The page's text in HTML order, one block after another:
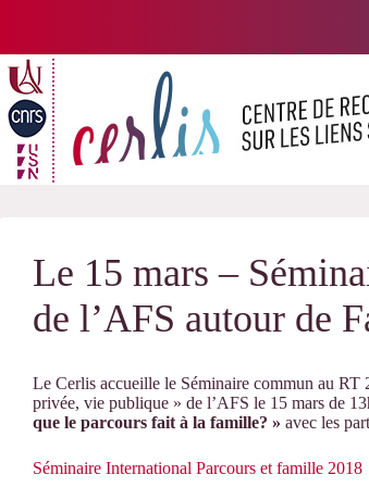
Le 15 mars –
de l’AFS autour de
Le Cerlis accueille le Séminaire commun au
privée, vie publique » de l’AFS le 15 mars de
que le parcours fait à la famille? » avec les
Séminaire International Parcours et famille 2018